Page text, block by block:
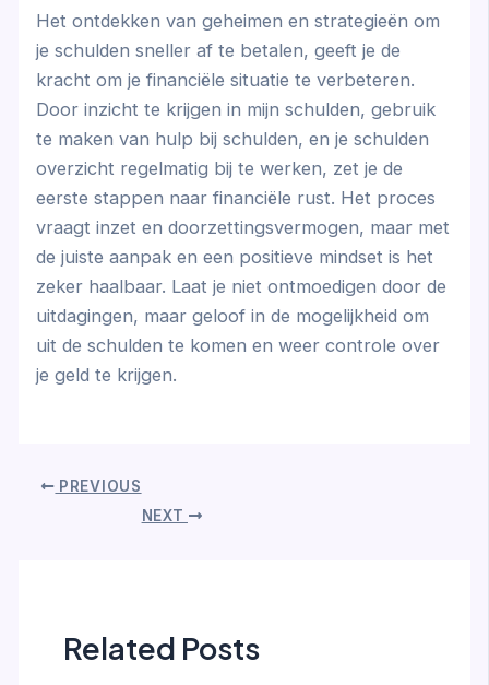
Het ontdekken van geheimen en strategieën om
je schulden sneller af te betalen, geeft je de
kracht om je financiële situatie te verbeteren.
Door inzicht te krijgen in mijn schulden, gebruik
te maken van hulp bij schulden, en je schulden
overzicht regelmatig bij te werken, zet je de
eerste stappen naar financiële rust. Het proces
vraagt inzet en doorzettingsvermogen, maar met
de juiste aanpak en een positieve mindset is het
zeker haalbaar. Laat je niet ontmoedigen door de
uitdagingen, maar geloof in de mogelijkheid om
uit de schulden te komen en weer controle over
je geld te krijgen.
PREVIOUS
NEXT
Related Posts